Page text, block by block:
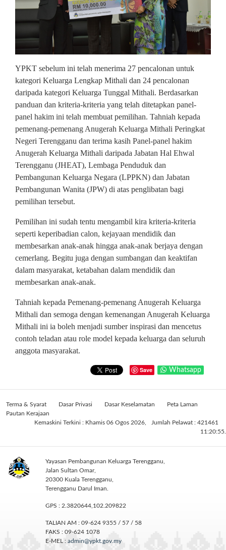
YPKT sebelum ini telah menerima 27 pencalonan untuk
kategori Keluarga Lengkap Mithali dan 24 pencalonan
daripada kategori Keluarga Tunggal Mithali. Berdasarkan
panduan dan kriteria-kriteria yang telah ditetapkan panel-
panel hakim ini telah membuat pemilihan. Tahniah kepada
pemenang-pemenang Anugerah Keluarga Mithali Peringkat
Negeri Terengganu dan terima kasih Panel-panel hakim
Anugerah Keluarga Mithali daripada Jabatan Hal Ehwal
Terengganu (JHEAT), Lembaga Penduduk dan
Pembangunan Keluarga Negara (LPPKN) dan Jabatan
Pembangunan Wanita (JPW) di atas penglibatan bagi
pemilihan tersebut.
Pemilihan ini sudah tentu mengambil kira kriteria-kriteria
seperti keperibadian calon, kejayaan mendidik dan
membesarkan anak-anak hingga anak-anak berjaya dengan
cemerlang. Begitu juga dengan sumbangan dan keaktifan
dalam masyarakat, ketabahan dalam mendidik dan
membesarkan anak-anak.
Tahniah kepada Pemenang-pemenang Anugerah Keluarga
Mithali dan semoga dengan kemenangan Anugerah Keluarga
Mithali ini ia boleh menjadi sumber inspirasi dan mencetus
contoh teladan atau role model kepada keluarga dan seluruh
anggota masyarakat.
Save Whatsapp
Terma & Syarat Dasar Privasi Dasar Keselamatan
Peta Laman
Pautan Kerajaan
Jumlah Pelawat : 421461
Kemaskini Terkini : Khamis 06 Ogos 2026,
11:20:55.
Yayasan Pembangunan Keluarga Terengganu,
Jalan Sultan Omar,
20300 Kuala Terengganu,
Terengganu Darul Iman.
GPS : 2.3820644,102.209822
TALIAN AM : 09-624 9355 / 57 / 58
FAKS : 09-624 1078
E-MEL : admin@ypkt.gov.my